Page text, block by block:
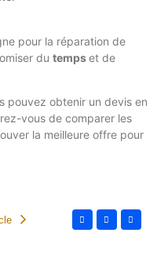
pour la réparation de
du tempset de
pouvez obtenir un devis en
vous de comparer les
la meilleure offre pour